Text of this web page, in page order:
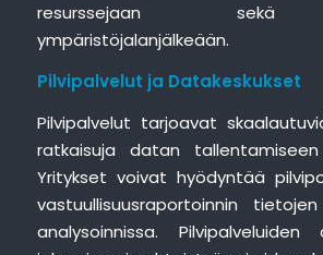
resurssejaan sekä
ympäristöjalanjälkeään.
Pilvipalvelut ja Datakeskukset
Pilvipalvelut tarjoavat
ratkaisuja datan
Yritykset voivat hyödyntää
vastuullisuusraportoinnin
analysoinnissa.